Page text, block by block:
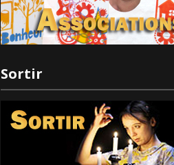
Sortir